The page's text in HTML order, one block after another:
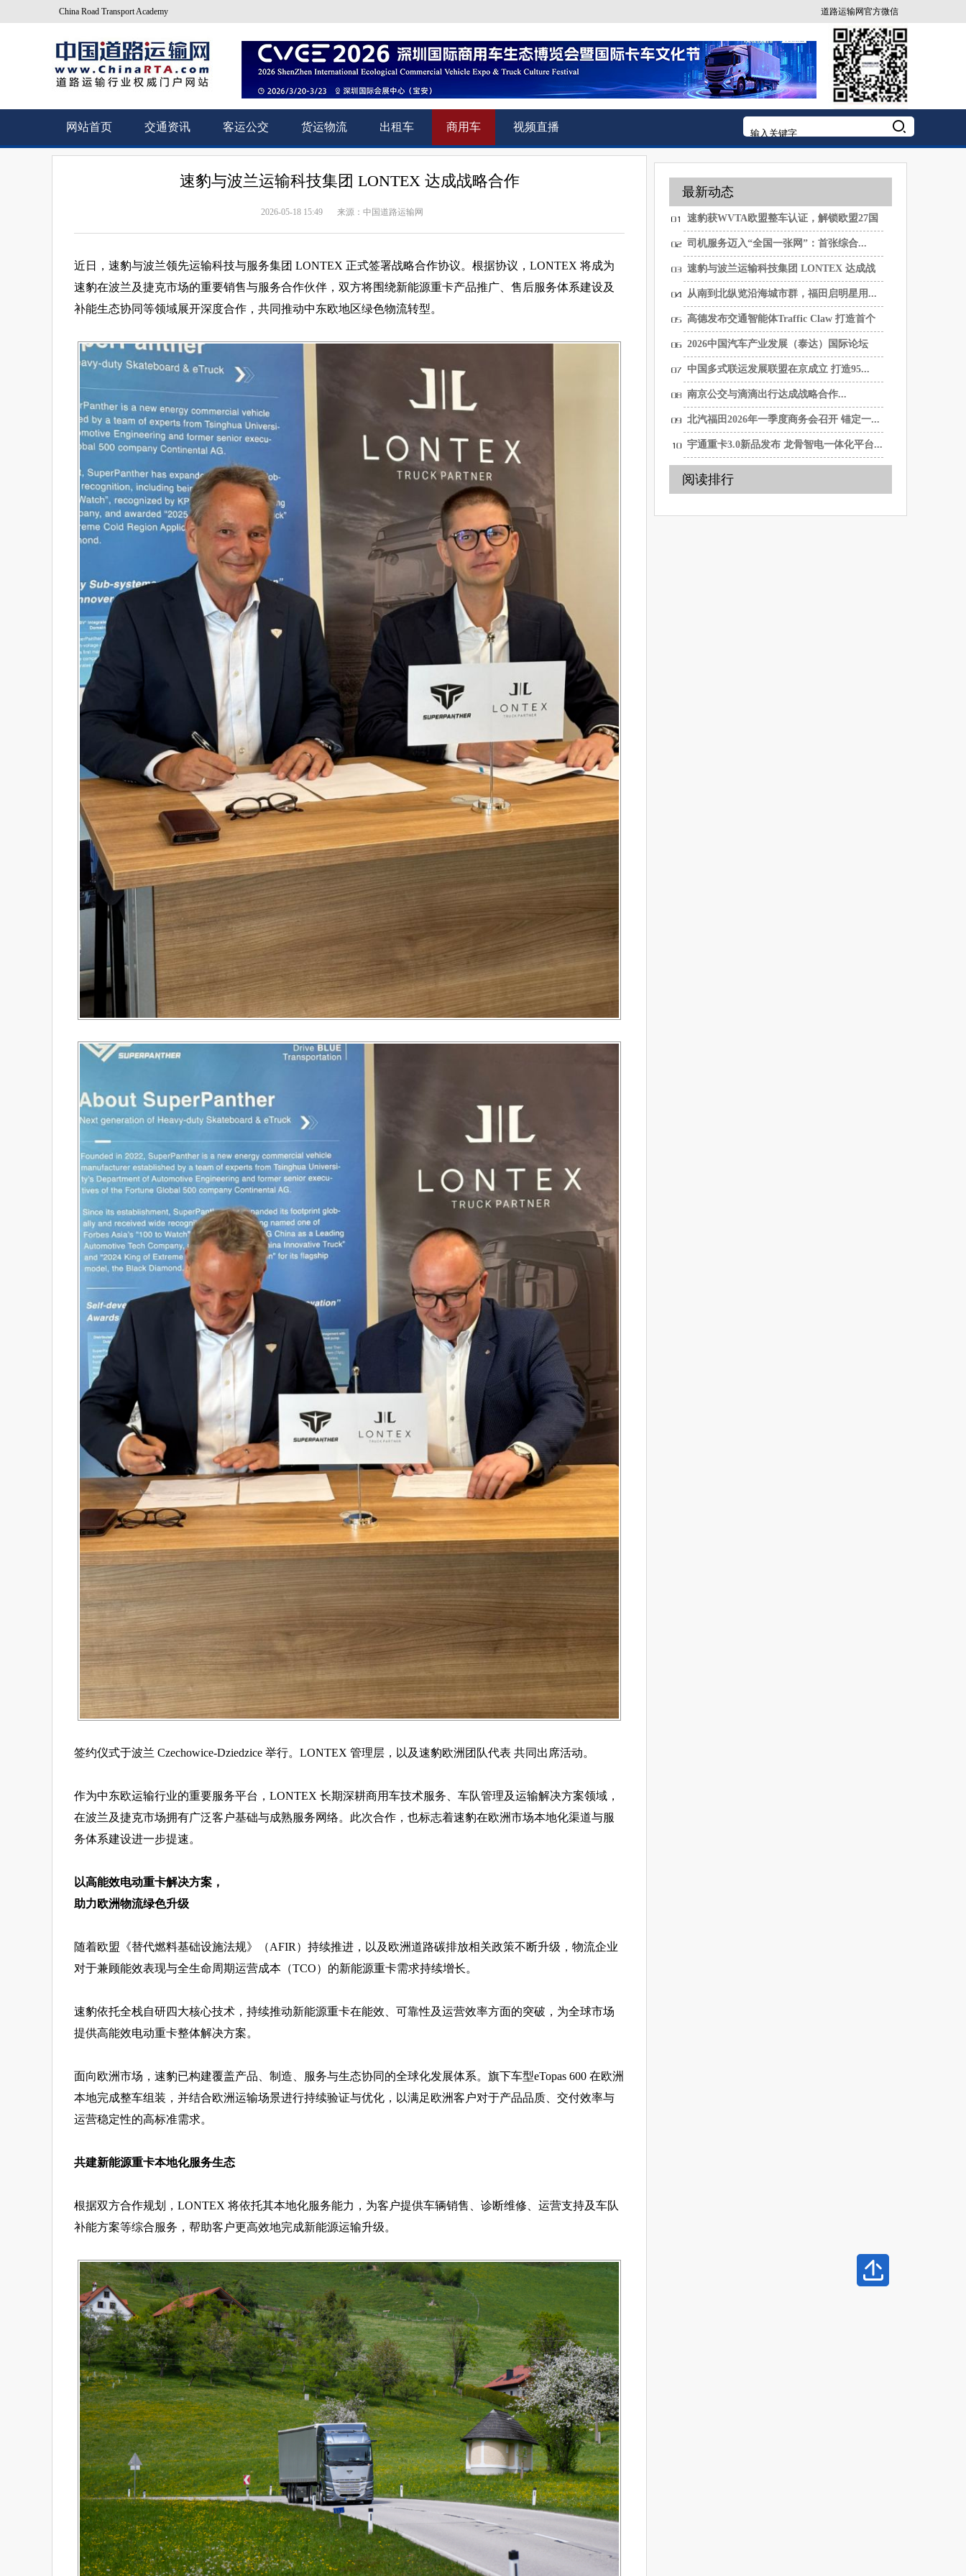
China Road Transport Academy 道路运输网官方微信
网站首页 交通资讯 客运公交 货运物流 出租车 商用车 视频直播
速豹与波兰运输科技集团 LONTEX 达成战略合作
2026-05-18 15:49 来源：中国道路运输网
近日，速豹与波兰领先运输科技与服务集团 LONTEX 正式签署战略合作协议。根据协议，LONTEX 将成为
速豹在波兰及捷克市场的重要销售与服务合作伙伴，双方将围绕新能源重卡产品推广、售后服务体系建设及
补能生态协同等领域展开深度合作，共同推动中东欧地区绿色物流转型。
签约仪式于波兰 Czechowice-Dziedzice 举行。LONTEX 管理层，以及速豹欧洲团队代表 共同出席活动。
作为中东欧运输行业的重要服务平台，LONTEX 长期深耕商用车技术服务、车队管理及运输解决方案领域，
在波兰及捷克市场拥有广泛客户基础与成熟服务网络。此次合作，也标志着速豹在欧洲市场本地化渠道与服
务体系建设进一步提速。
以高能效电动重卡解决方案，
助力欧洲物流绿色升级
随着欧盟《替代燃料基础设施法规》（AFIR）持续推进，以及欧洲道路碳排放相关政策不断升级，物流企业
对于兼顾能效表现与全生命周期运营成本（TCO）的新能源重卡需求持续增长。
速豹依托全栈自研四大核心技术，持续推动新能源重卡在能效、可靠性及运营效率方面的突破，为全球市场
提供高能效电动重卡整体解决方案。
面向欧洲市场，速豹已构建覆盖产品、制造、服务与生态协同的全球化发展体系。旗下车型eTopas 600 在欧洲
本地完成整车组装，并结合欧洲运输场景进行持续验证与优化，以满足欧洲客户对于产品品质、交付效率与
运营稳定性的高标准需求。
共建新能源重卡本地化服务生态
根据双方合作规划，LONTEX 将依托其本地化服务能力，为客户提供车辆销售、诊断维修、运营支持及车队
补能方案等综合服务，帮助客户更高效地完成新能源运输升级。
最新动态
速豹获WVTA欧盟整车认证，解锁欧盟27国
市...
司机服务迈入“全国一张网”：首张综合...
速豹与波兰运输科技集团 LONTEX 达成战
略...
从南到北纵览沿海城市群，福田启明星用...
高德发布交通智能体Traffic Claw 打造首个
全...
2026中国汽车产业发展（泰达）国际论坛
新...
中国多式联运发展联盟在京成立 打造95...
南京公交与滴滴出行达成战略合作...
北汽福田2026年一季度商务会召开 锚定一...
宇通重卡3.0新品发布 龙骨智电一体化平台...
阅读排行